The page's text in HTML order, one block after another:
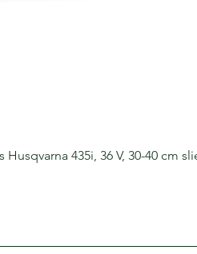
435i, 36 V, 30-40 cm